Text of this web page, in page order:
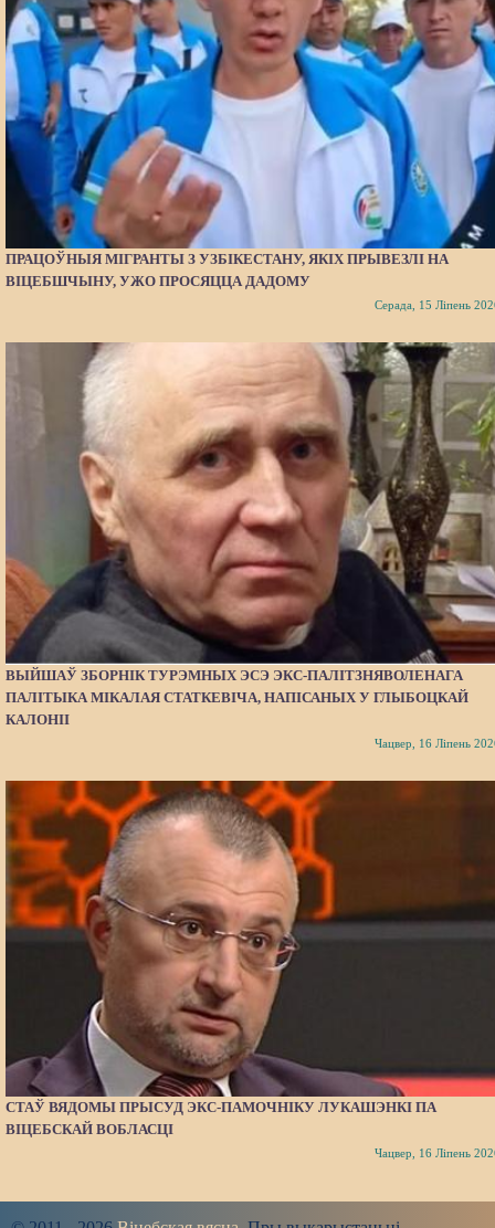
ПРАЦОЎНЫЯ МІГРАНТЫ З УЗБІКЕСТАНУ, ЯКІХ ПРЫВЕЗЛІ НА
ВІЦЕБШЧЫНУ, УЖО ПРОСЯЦЦА ДАДОМУ
Серада, 15 Ліпень
ВЫЙШАЎ ЗБОРНІК ТУРЭМНЫХ ЭСЭ ЭКС-ПАЛІТЗНЯВОЛЕНАГА
ПАЛІТЫКА МІКАЛАЯ СТАТКЕВІЧА, НАПІСАНЫХ У ГЛЫБОЦКАЙ
КАЛОНІІ
Чацвер, 16 Ліпень
СТАЎ ВЯДОМЫ ПРЫСУД ЭКС-ПАМОЧНІКУ ЛУКАШЭНКІ ПА
ВІЦЕБСКАЙ ВОБЛАСЦІ
Чацвер, 16 Ліпень